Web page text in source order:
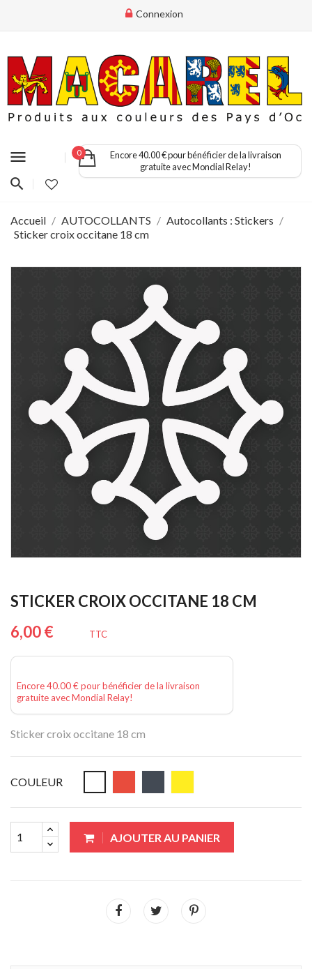
Connexion
menu 0
Encore 40.00 € pour bénéficier de la livraison
gratuite avec Mondial Relay!
Accueil AUTOCOLLANTS
Autocollants : Stickers
Sticker croix occitane 18 cm
STICKER CROIX OCCITANE 18 CM
6,00 €
TTC
Encore 40.00 € pour bénéficier de la livraison
gratuite avec Mondial Relay!
Sticker croix occitane 18 cm
COULEUR
AJOUTER AU PANIER